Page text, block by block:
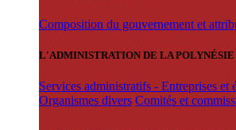
Composition du gouvernement et
L'ADMINISTRATION DE LA POLYNÉSIE
Services administratifs - Entreprises et
Organismes divers Comités et